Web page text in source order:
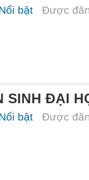
bật Được
SINH ĐẠI
bật Được